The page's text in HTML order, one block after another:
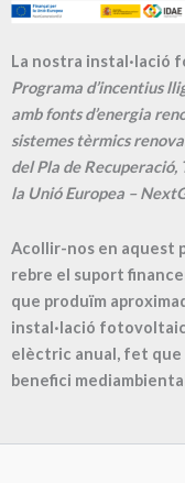
La nostra instal·lació
Programa d’incentius
amb fonts d’energia
sistemes tèrmics
del Pla de
la Unió Europea –
Acollir-nos en aquest
rebre el suport
que produïm
instal·lació
elèctric anual, fet que
benefici